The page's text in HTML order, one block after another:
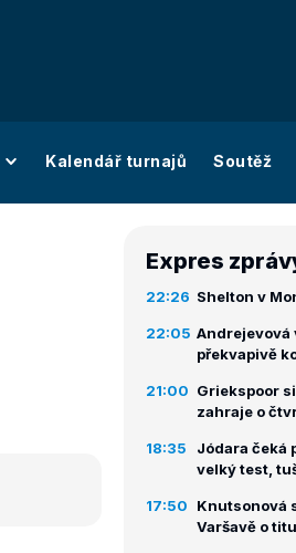
Kalendář turnajů Soutěž
Expres
22:26 Shelton v
22:05 Andrejevová
překvapivě
21:00 Griekspoor
zahraje o
18:35
Jódara čeká
velký test,
17:50
Knutsonová
Varšavě o